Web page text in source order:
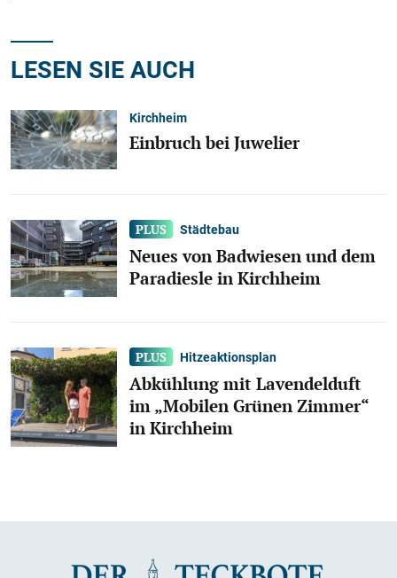
LESEN SIE AUCH
Kirchheim
Einbruch bei Juwelier
Städtebau
Neues von Badwiesen und dem
Paradiesle in Kirchheim
Hitzeaktionsplan
Abkühlung mit Lavendelduft
im „Mobilen Grünen Zimmer“
in Kirchheim